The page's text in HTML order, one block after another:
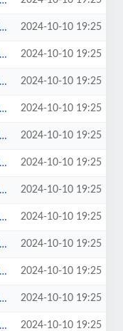
2024-10-10 19:25
2024-10-10 19:25
2024-10-10 19:25
2024-10-10 19:25
2024-10-10 19:25
2024-10-10 19:25
2024-10-10 19:25
2024-10-10 19:25
2024-10-10 19:25
2024-10-10 19:25
2024-10-10 19:25
2024-10-10 19:25